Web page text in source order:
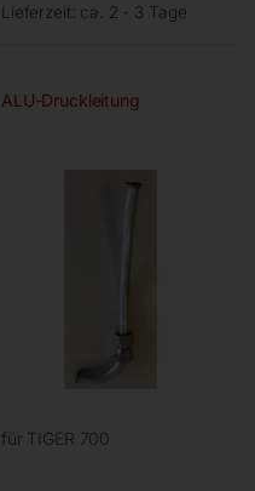
Lieferzeit: ca. 2 - 3 Tage
ALU-Druckleitung
für TIGER 700